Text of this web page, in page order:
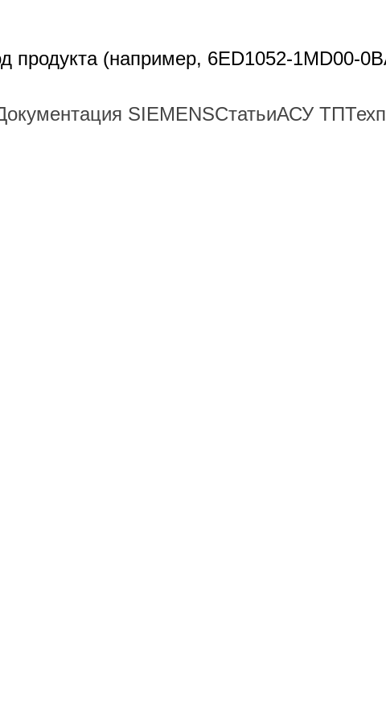
продукта (например, 6ED1052-1MD00-
SIEMENSСтатьиАСУ ТП